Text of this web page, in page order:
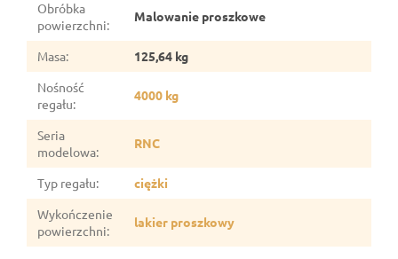
Obróbka
powierzchni:
Malowanie proszkowe
Masa:
125,64 kg
Nośność
regału:
4000 kg
Seria
modelowa:
RNC
Typ regału:
ciężki
Wykończenie
powierzchni:
lakier proszkowy